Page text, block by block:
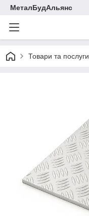
МеталБудАльянс
Товари та послуги